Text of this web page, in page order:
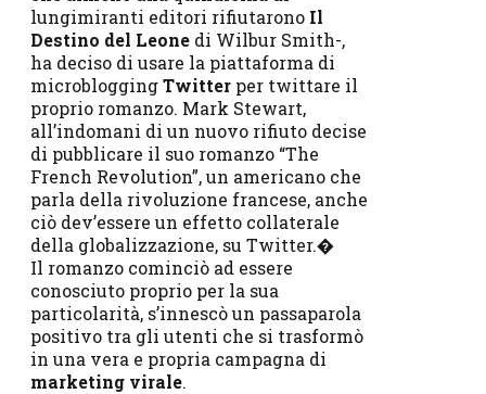
lungimiranti editori rifiutarono Il
Destino del Leone di Wilbur Smith-,
ha deciso di usare la piattaforma di
microbloggingTwitter per twittare il
proprio romanzo. Mark Stewart,
all’indomani di un nuovo rifiuto decise
di pubblicare il suo romanzo “The
French Revolution”, un americano che
parla della rivoluzione francese, anche
ciò dev’essere un effetto collaterale
della globalizzazione, su Twitter.�
Il romanzo cominciò ad essere
conosciuto proprio per la sua
particolarità, s’innescò un passaparola
positivo tra gli utenti che si trasformò
in una vera e propria campagna di
marketing virale.